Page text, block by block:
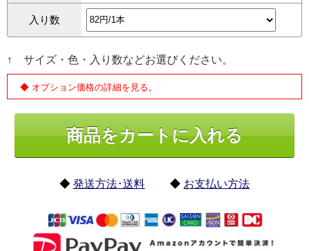
入り数
↑ サイズ・色・入り数などお選びください。
◆ オプション価格の詳細を見る。
◆ 発送方法･送料 ◆ お支払い方法